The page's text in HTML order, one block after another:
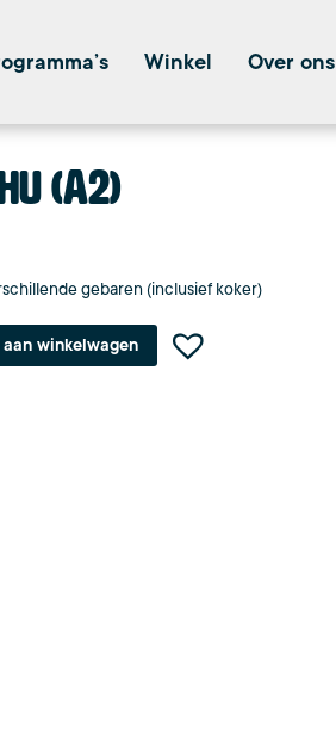
Winkel Over ons
(A2)
gebaren (inclusief koker)
aan winkelwagen